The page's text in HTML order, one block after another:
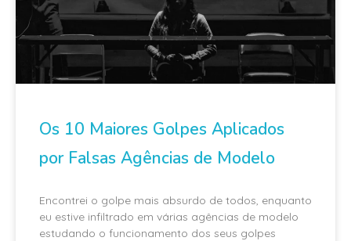
Os 10 Maiores Golpes Aplicados
por Falsas Agências de Modelo
Encontrei o golpe mais absurdo de todos, enquanto
eu estive infiltrado em várias agências de modelo
estudando o funcionamento dos seus golpes